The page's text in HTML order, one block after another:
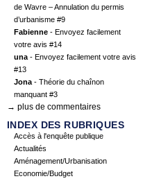
de Wavre – Annulation du permis
d’urbanisme #9
Fabienne - Envoyez facilement
votre avis #14
una - Envoyez facilement votre avis
#13
Jona - Théorie du chaînon
manquant #3
→ plus de commentaires
INDEX DES RUBRIQUES
Accès à l'enquête publique
Actualités
Aménagement/Urbanisation
Economie/Budget